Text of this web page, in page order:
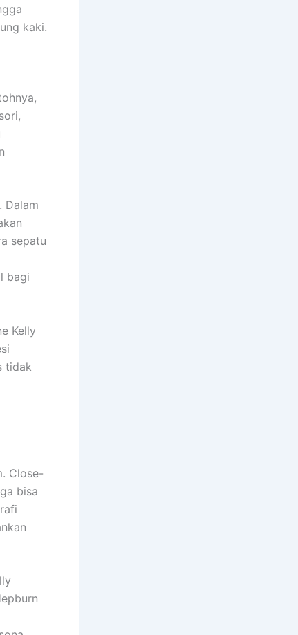
kaki.
Dalam
sepatu
bagi
Kelly
tidak
Close-
bisa